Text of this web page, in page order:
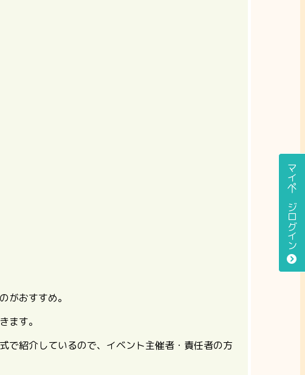
マイページログイン
がおすすめ。
ます。
で紹介しているので、イベント主催者・責任者の方